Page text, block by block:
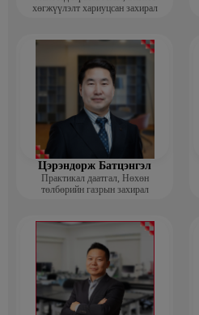
хөгжүүлэлт хариуцсан захирал
Цэрэндорж Батцэнгэл
Практикал даатгал, Нөхөн
төлбөрийн газрын захирал